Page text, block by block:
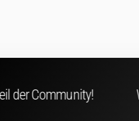
Werde Teil der